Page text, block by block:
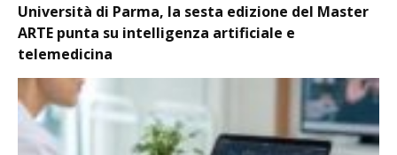
Università di Parma, la sesta edizione del Master
ARTE punta su intelligenza artificiale e
telemedicina